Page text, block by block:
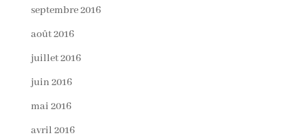
septembre 2016
août 2016
juillet 2016
juin 2016
mai 2016
avril 2016